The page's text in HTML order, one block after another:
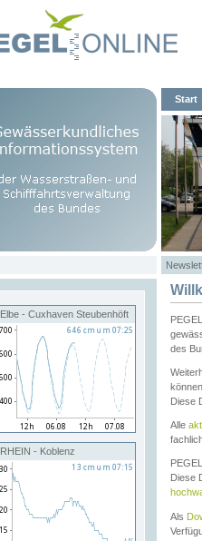
Start
Elbe - Cuxhaven Steubenhöft
RHEIN - Koblenz
des
Diese
Alle
Diese
Als